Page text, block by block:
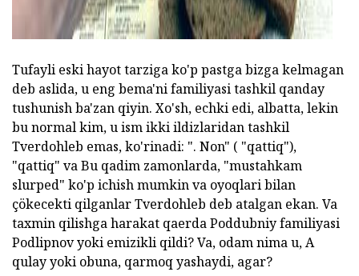
Tufayli eski hayot tarziga ko'p pastga bizga kelmagan
deb aslida, u eng bema'ni familiyasi tashkil qanday
tushunish ba'zan qiyin. Xo'sh, echki edi, albatta, lekin
bu normal kim, u ism ikki ildizlaridan tashkil
Tverdohleb emas, ko'rinadi: ". Non" ( "qattiq"),
"qattiq" va Bu qadim zamonlarda, "mustahkam
slurped" ko'p ichish mumkin va oyoqlari bilan
çökecekti qilganlar Tverdohleb deb atalgan ekan. Va
taxmin qilishga harakat qaerda Poddubniy familiyasi
Podlipnov yoki emizikli qildi? Va, odam nima u, A
qulay yoki obuna, qarmoq yashaydi, agar?